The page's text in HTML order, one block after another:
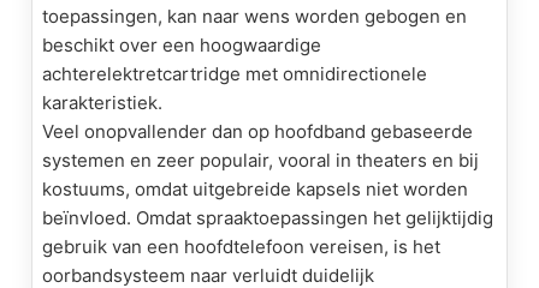
toepassingen, kan naar wens worden gebogen en
beschikt over een hoogwaardige
achterelektretcartridge met omnidirectionele
karakteristiek.
Veel onopvallender dan op hoofdband gebaseerde
systemen en zeer populair, vooral in theaters en bij
kostuums, omdat uitgebreide kapsels niet worden
beïnvloed. Omdat spraaktoepassingen het gelijktijdig
gebruik van een hoofdtelefoon vereisen, is het
oorbandsysteem naar verluidt duidelijk